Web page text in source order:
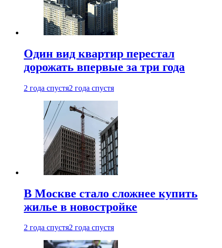
Один вид квартир перестал
дорожать впервые за три года
2 года спустя2 года спустя
В Москве стало сложнее купить
жилье в новостройке
2 года спустя2 года спустя